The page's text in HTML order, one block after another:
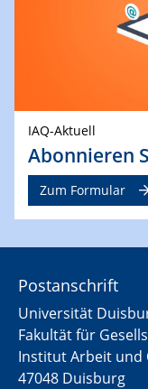
IAQ-Aktuell
Abonnieren
Zum Formular
Postanschrift
Universität
Fakultät für
Institut Arbeit und
47048 Duisburg